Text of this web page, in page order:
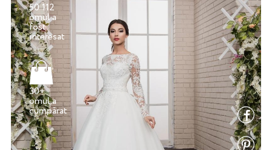
50 112
omul a
fost
interesat
30+
omul a
cumpărat